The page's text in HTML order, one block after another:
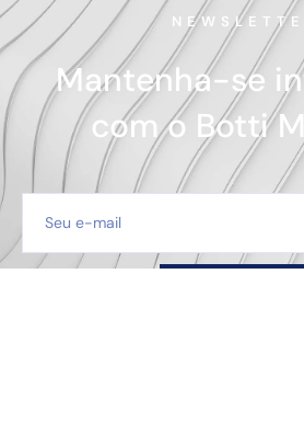
Mantenha-se
com o Botti